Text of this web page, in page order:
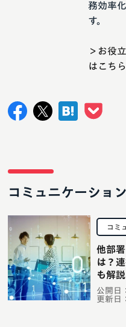
務効率
す。
＞お役
はこちら
コミュニケーショ
コミ
公開日：
更新日：
他部
は？
も解説